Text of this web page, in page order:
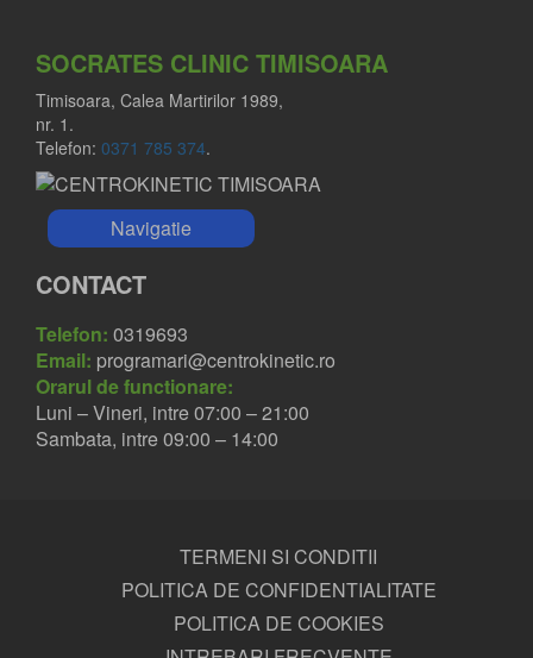
SOCRATES CLINIC TIMISOARA
Timisoara, Calea Martirilor 1989,
nr. 1.
Telefon: 0371 785 374.
Navigatie
CONTACT
Telefon: 0319693
Email: programari@centrokinetic.ro
Orarul de functionare:
Luni – Vineri, intre 07:00 – 21:00
Sambata, intre 09:00 – 14:00
TERMENI SI CONDITII
POLITICA DE CONFIDENTIALITATE
POLITICA DE COOKIES